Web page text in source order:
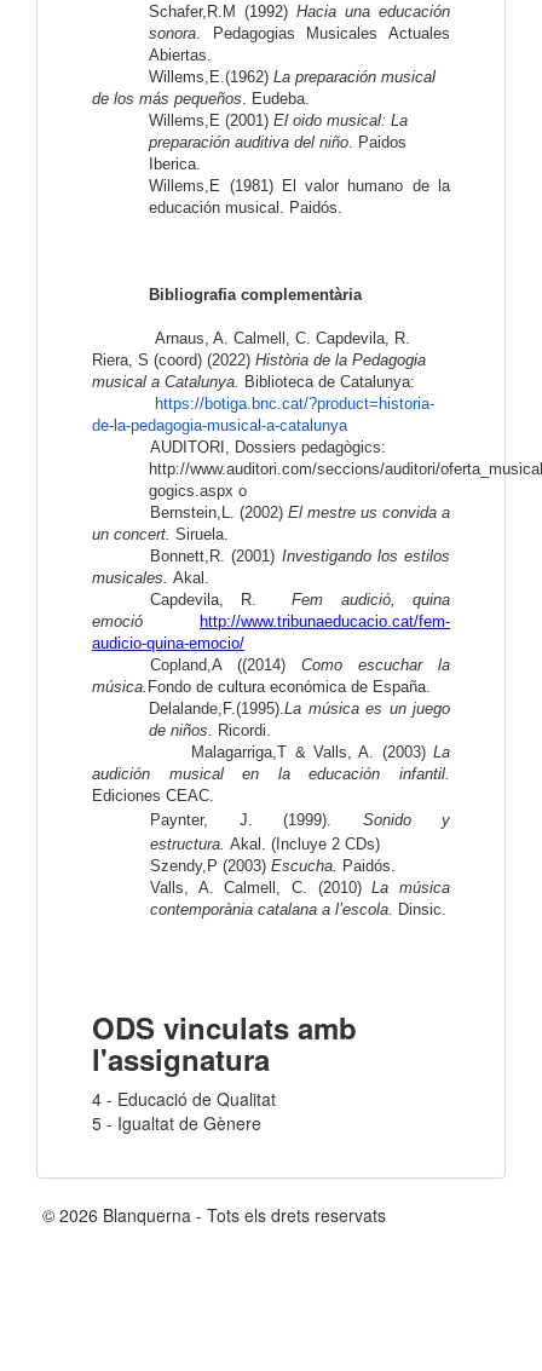
Schafer,R.M (1992)Hacia una educación
sonora . Pedagogias Musicales Actuales
Abiertas.
Willems,E.(1962)La preparación musical
de los más pequeños . Eudeba.
Willems,E (2001)El oido musical: La
preparación auditiva del niño . Paidos
Iberica.
Willems,E (1981) El valor humano de la
educación musical. Paidós.
Bibliografia complementària
Arnaus, A. Calmell, C. Capdevila, R.
Riera, S (coord) (2022) Història de la Pedagogia
musical a Catalunya.
Biblioteca de Catalunya:
https://botiga.bnc.cat/?product=historia-
de-la-pedagogia-musical-a-catalunya
AUDITORI, Dossiers pedagògics:
http://www.auditori.com/seccions/auditori/
gogics.aspx o
Bernstein,L. (2002) El mestre us convida a
un concert. Siruela.
Bonnett,R. (2001) Investigando los estilos
musicales. Akal.
Capdevila, R.Fem audició, quina
emoció
http://www.tribunaeducacio.cat/fem-
audicio-quina-emocio/
Copland,A ((2014) Como escuchar la
música. Fondo de cultura económica de España.
Delalande,F.(1995).La música es un juego
de niños . Ricordi.
Malagarriga,T & Valls, A. (2003)La
audición musical en la educación infantil.
Ediciones CEAC.
Paynter, J. (1999). Sonido y
estructura. Akal. (Incluye 2 CDs)
Szendy,P (2003) Escucha.
Paidós.
Valls, A. Calmell, C. (2010)La música
contemporània catalana a l’escola.
Dinsic.
ODS vinculats amb
l'assignatura
4 - Educació de Qualitat
5 - Igualtat de Gènere
© 2026 Blanquerna - Tots els drets reservats